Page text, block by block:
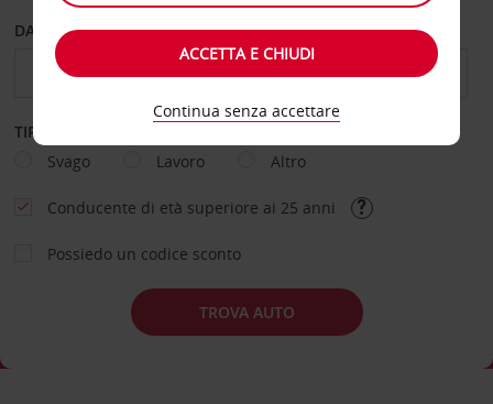
DAL GIORNO AL GIORNO
TIPOLOGIA DI NOLEGGIO
Svago
Lavoro Altro
Conducente di età superiore ai 25 anni
Possiedo un codice sconto
TROVA AUTO
ACCETTA E CHIUDI
Continua senza accettare